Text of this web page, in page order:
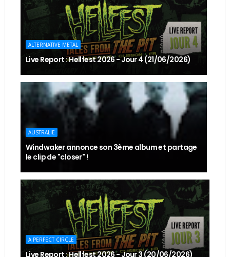
ALTERNATIVE METAL
Live Report : Hellfest 2026 - Jour 4 (21/06/2026)
AUSTRALIE
Windwaker annonce son 3ème album et partage
le clip de "closer" !
A PERFECT CIRCLE
Live Report : Hellfest 2026 - Jour 3 (20/06/2026)